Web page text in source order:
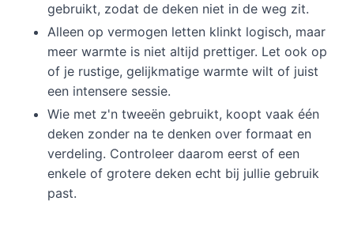
gebruikt, zodat de deken niet in de weg zit.
Alleen op vermogen letten klinkt logisch, maar
meer warmte is niet altijd prettiger. Let ook op
of je rustige, gelijkmatige warmte wilt of juist
een intensere sessie.
Wie met z'n tweeën gebruikt, koopt vaak één
deken zonder na te denken over formaat en
verdeling. Controleer daarom eerst of een
enkele of grotere deken echt bij jullie gebruik
past.